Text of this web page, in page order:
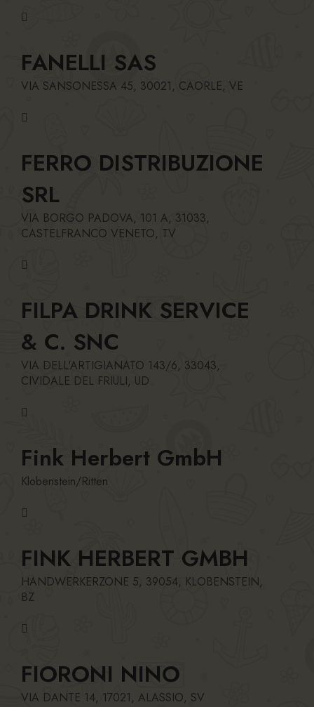
FANELLI SAS
VIA SANSONESSA 45, 30021, CAORLE, VE
FERRO DISTRIBUZIONE
SRL
VIA BORGO PADOVA, 101 A, 31033,
CASTELFRANCO VENETO, TV
FILPA DRINK SERVICE
& C. SNC
VIA DELL'ARTIGIANATO 143/6, 33043,
CIVIDALE DEL FRIULI, UD
Fink Herbert GmbH
Klobenstein/Ritten
FINK HERBERT GMBH
HANDWERKERZONE 5, 39054, KLOBENSTEIN,
BZ
FIORONI NINO
VIA DANTE 14, 17021, ALASSIO, SV